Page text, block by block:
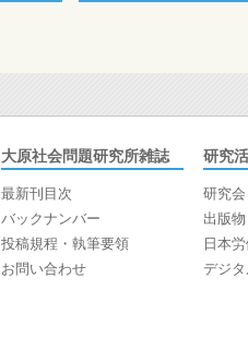
大原社会問題研究所雑誌
最新刊目次
バックナンバー
投稿規程・執筆要領
お問い合わせ
研究
研究
出版物
日本
デジ